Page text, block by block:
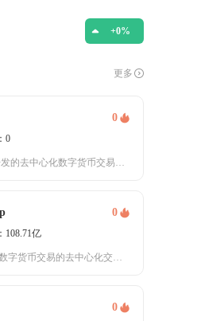
+0%
更多
0
0
ViteX是一家基于Vite公链开发的去中心化数字货币交易平台，以其快速撮合引擎和多币种支
0
108.71亿
RaccoonSwap是一个专注于数字货币交易的去中心化交易平台，它采用了自动做市商（AM
0